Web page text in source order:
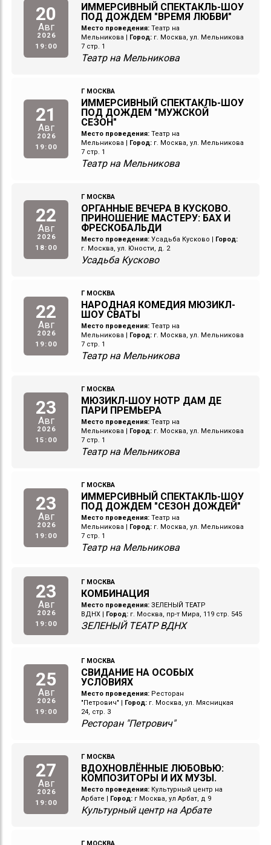
20
Авг
2026
19:00
ИММЕРСИВНЫЙ СПЕКТАКЛЬ-ШОУ
ПОД ДОЖДЕМ "ВРЕМЯ ЛЮБВИ"
Место проведения: Театр на
Мельникова | Город: г. Москва, ул. Мельникова
7 стр. 1
Театр на Мельникова
21
Авг
2026
19:00
Г МОСКВА
ИММЕРСИВНЫЙ СПЕКТАКЛЬ-ШОУ
ПОД ДОЖДЕМ "МУЖСКОЙ
СЕЗОН"
Место проведения: Театр на
Мельникова | Город: г. Москва, ул. Мельникова
7 стр. 1
Театр на Мельникова
22
Авг
2026
18:00
Г МОСКВА
ОРГАННЫЕ ВЕЧЕРА В КУСКОВО.
ПРИНОШЕНИЕ МАСТЕРУ: БАХ И
ФРЕСКОБАЛЬДИ
Место проведения: Усадьба Кусково | Город:
г. Москва, ул. Юности, д. 2
Усадьба Кусково
22
Авг
2026
19:00
Г МОСКВА
НАРОДНАЯ КОМЕДИЯ МЮЗИКЛ-
ШОУ СВАТЫ
Место проведения: Театр на
Мельникова | Город: г. Москва, ул. Мельникова
7 стр. 1
Театр на Мельникова
23
Авг
2026
15:00
Г МОСКВА
МЮЗИКЛ-ШОУ НОТР ДАМ ДЕ
ПАРИ ПРЕМЬЕРА
Место проведения: Театр на
Мельникова | Город: г. Москва, ул. Мельникова
7 стр. 1
Театр на Мельникова
23
Авг
2026
19:00
Г МОСКВА
ИММЕРСИВНЫЙ СПЕКТАКЛЬ-ШОУ
ПОД ДОЖДЕМ "СЕЗОН ДОЖДЕЙ"
Место проведения: Театр на
Мельникова | Город: г. Москва, ул. Мельникова
7 стр. 1
Театр на Мельникова
23
Авг
2026
19:00
Г МОСКВА
КОМБИНАЦИЯ
Место проведения: ЗЕЛЕНЫЙ ТЕАТР
ВДНХ
Город: г. Москва, пр-т Мира, 119 стр. 545
ЗЕЛЕНЫЙ ТЕАТР ВДНХ
25
Авг
2026
19:00
Г МОСКВА
СВИДАНИЕ НА ОСОБЫХ
УСЛОВИЯХ
Место проведения: Ресторан
"Петрович" | Город: г. Москва, ул. Мясницкая
24, стр. 3
Ресторан "Петрович"
27
Авг
2026
19:00
Г МОСКВА
ВДОХНОВЛЁННЫЕ ЛЮБОВЬЮ:
КОМПОЗИТОРЫ И ИХ МУЗЫ.
Место проведения: Культурный центр на
Арбате | Город: г Москва, ул Арбат, д 9
Культурный центр на Арбате
Г МОСКВА